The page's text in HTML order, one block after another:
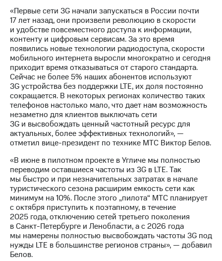
Корпоративный
секретарь
Раскрытие
информации
Информация
акционерам
Документы
ПАО
"МТС"
Собрания
акционеров
Личный
кабинет
акционера
Акционерный
Контроль
и
аудит
Рынок
акций
Описание
Программа
приобретения
Порядок
«Первые сети 3G начали запускаться в России почти
17 лет назад, они произвели революцию в скорости
и удобстве повсеместного доступа к информации,
контенту и цифровым сервисам. За это время
появились новые технологии радиодоступа, скорости
мобильного интернета выросли многократно и сегодня
приходит время отказываться от старого стандарта.
Сейчас не более 5% наших абонентов используют
3G устройства без поддержки LTE, их доля постоянно
сокращается. В некоторых регионах количество таких
телефонов настолько мало, что дает нам возможность
незаметно для клиентов выключать сети
3G и высвобождать ценный частотный ресурс для
актуальных, более эффективных технологий», —
отметил вице-президент по технике МТС Виктор Белов.
«В июне в пилотном проекте в Угличе мы полностью
переводим оставшиеся частоты из 3G в LTE. Так
мы быстро и при незначительных затратах в начале
туристического сезона расширим емкость сети как
минимум на 10%. После этого „пилота“ МТС планирует
с октября приступить к поэтапному, в течение
2025 года, отключению сетей третьего поколения
в Санкт-Петербурге и Ленобласти, а с 2026 года
мы намерены полностью высвобождать частоты 3G под
нужды LTE в большинстве регионов страны», — добавил
Белов.